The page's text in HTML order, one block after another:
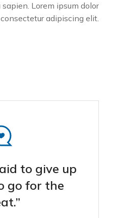
Lorem ipsum dolor
adipiscing elit.
to give up
go for the